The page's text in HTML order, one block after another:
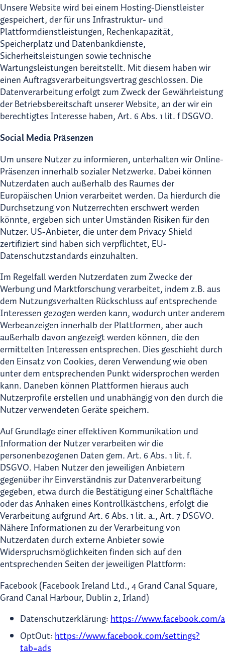
Unsere Website wird bei einem Hosting-Dienstleister
gespeichert, der für uns Infrastruktur- und
Plattformdienstleistungen, Rechenkapazität,
Speicherplatz und Datenbankdienste,
Sicherheitsleistungen sowie technische
Wartungsleistungen bereitstellt. Mit diesem haben wir
einen Auftragsverarbeitungsvertrag geschlossen. Die
Datenverarbeitung erfolgt zum Zweck der Gewährleistung
der Betriebsbereitschaft unserer Website, an der wir ein
berechtigtes Interesse haben, Art. 6 Abs. 1 lit. f DSGVO.
Social Media Präsenzen
Um unsere Nutzer zu informieren, unterhalten wir Online-
Präsenzen innerhalb sozialer Netzwerke. Dabei können
Nutzerdaten auch außerhalb des Raumes der
Europäischen Union verarbeitet werden. Da hierdurch die
Durchsetzung von Nutzerrechten erschwert werden
könnte, ergeben sich unter Umständen Risiken für den
Nutzer. US-Anbieter, die unter dem Privacy Shield
zertifiziert sind haben sich verpflichtet, EU-
Datenschutzstandards einzuhalten.
Im Regelfall werden Nutzerdaten zum Zwecke der
Werbung und Marktforschung verarbeitet, indem z.B. aus
dem Nutzungsverhalten Rückschluss auf entsprechende
Interessen gezogen werden kann, wodurch unter anderem
Werbeanzeigen innerhalb der Plattformen, aber auch
außerhalb davon angezeigt werden können, die den
ermittelten Interessen entsprechen. Dies geschieht durch
den Einsatz von Cookies, deren Verwendung wie oben
unter dem entsprechenden Punkt widersprochen werden
kann. Daneben können Plattformen hieraus auch
Nutzerprofile erstellen und unabhängig von den durch die
Nutzer verwendeten Geräte speichern.
Auf Grundlage einer effektiven Kommunikation und
Information der Nutzer verarbeiten wir die
personenbezogenen Daten gem. Art. 6 Abs. 1 lit. f.
DSGVO. Haben Nutzer den jeweiligen Anbietern
gegenüber ihr Einverständnis zur Datenverarbeitung
gegeben, etwa durch die Bestätigung einer Schaltfläche
oder das Anhaken eines Kontrollkästchens, erfolgt die
Verarbeitung aufgrund Art. 6 Abs. 1 lit. a., Art. 7 DSGVO.
Nähere Informationen zu der Verarbeitung von
Nutzerdaten durch externe Anbieter sowie
Widerspruchsmöglichkeiten finden sich auf den
entsprechenden Seiten der jeweiligen Plattform:
Facebook (Facebook Ireland Ltd., 4 Grand Canal Square,
Grand Canal Harbour, Dublin 2, Irland)
Datenschutzerklärung:https://www.facebook.com/
OptOut:https://www.facebook.com/settings?
tab=ads